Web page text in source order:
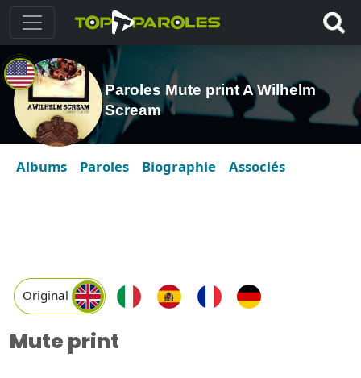
Paroles Mute print A Wilhelm
Scream
Albums Paroles Biographie Associés
Original
Mute print